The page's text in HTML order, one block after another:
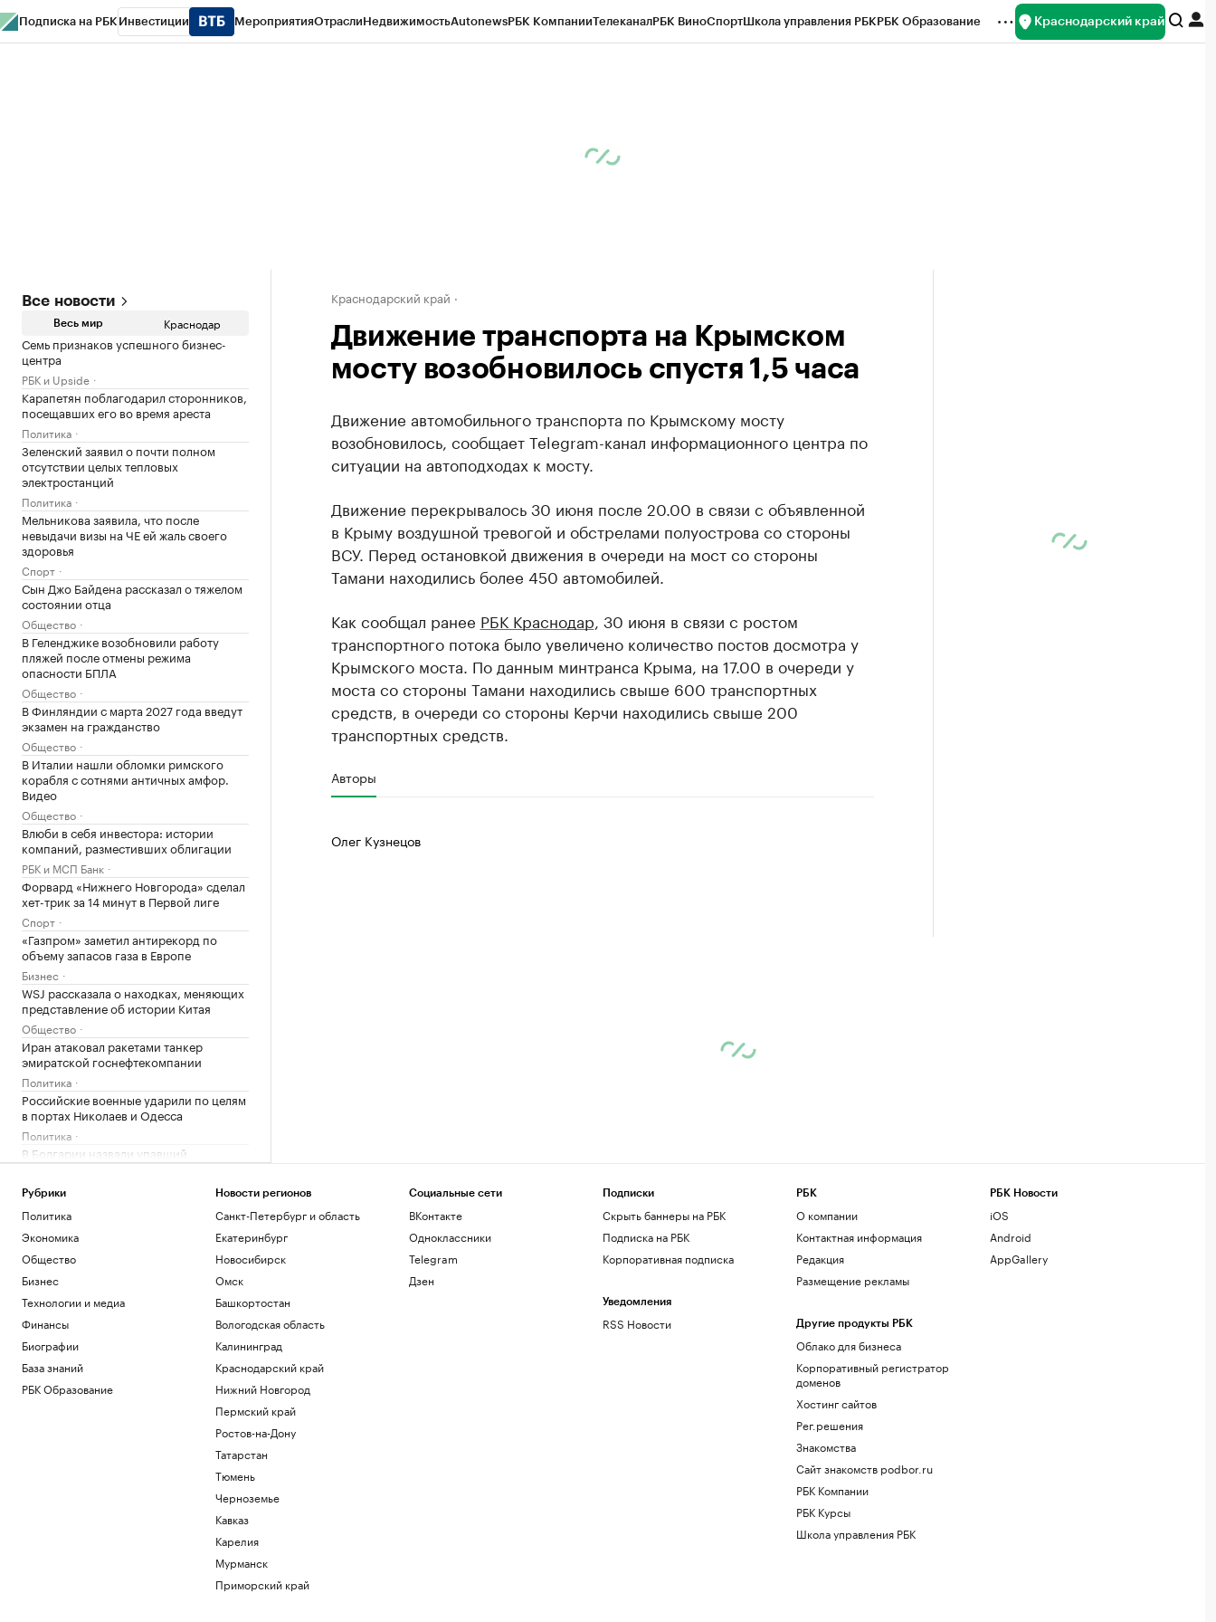
Подписка на РБК Инвестиции МероприятияОтраслиНедвижимостьAutonewsРБК КомпанииТелеканалРБК ВиноСпортШкола управления РБКРБК Образование Краснодарский край
Все новости
Весь мир Краснодар
Семь признаков успешного бизнес-
центра
РБК и Upside
Карапетян поблагодарил сторонников,
посещавших его во время ареста
Политика
Зеленский заявил о почти полном
отсутствии целых тепловых
электростанций
Политика
Мельникова заявила, что после
невыдачи визы на ЧЕ ей жаль своего
здоровья
Спорт
Сын Джо Байдена рассказал о тяжелом
состоянии отца
Общество
В Геленджике возобновили работу
пляжей после отмены режима
опасности БПЛА
Общество
В Финляндии с марта 2027 года введут
экзамен на гражданство
Общество
В Италии нашли обломки римского
корабля с сотнями античных амфор.
Видео
Общество
Влюби в себя инвестора: истории
компаний, разместивших облигации
РБК и МСП Банк
Форвард «Нижнего Новгорода» сделал
хет-трик за 14 минут в Первой лиге
Спорт
«Газпром» заметил антирекорд по
объему запасов газа в Европе
Бизнес
WSJ рассказала о находках, меняющих
представление об истории Китая
Общество
Иран атаковал ракетами танкер
эмиратской госнефтекомпании
Политика
Российские военные ударили по целям
в портах Николаев и Одесса
Политика
В Болгарии назвали упавший
беспилотник украинским
Политика
поле
РБК и Stone
Гастрогиды по России: от аутентичных
ферм и ресторанов до отелей
РБК и РСХБ
«Балтика» обыграла «Крылья Советов»
в матче РПЛ
Спорт
Евросоюз нарастил импорт
российского СПГ
Экономика
помощи Украине на «европейском
Краснодарский край
Движение транспорта на Крымском
мосту возобновилось спустя 1,5 часа
Движение автомобильного транспорта по Крымскому мосту
возобновилось, сообщает Telegram-канал информационного центра по
ситуации на автоподходах к мосту.
Движение перекрывалось 30 июня после 20.00 в связи с объявленной
в Крыму воздушной тревогой и обстрелами полуострова со стороны
ВСУ. Перед остановкой движения в очереди на мост со стороны
Тамани находились более 450 автомобилей.
Как сообщал ранее РБК Краснодар , 30 июня в связи с ростом
транспортного потока было увеличено количество постов досмотра у
Крымского моста. По данным минтранса Крыма, на 17.00 в очереди у
моста со стороны Тамани находились свыше 600 транспортных
средств, в очереди со стороны Керчи находились свыше 200
транспортных средств.
Авторы
Олег Кузнецов
Рубрики
Политика
Экономика
Общество
Бизнес
Технологии и медиа
Финансы
Биографии
База знаний
РБК Образование
Новости регионов
Санкт-Петербург и область
Екатеринбург
Новосибирск
Омск
Башкортостан
Вологодская область
Калининград
Краснодарский край
Нижний Новгород
Пермский край
Ростов-на-Дону
Татарстан
Тюмень
Черноземье
Кавказ
Карелия
Мурманск
Приморский край
Социальные сети
ВКонтакте
Одноклассники
Telegram
Дзен
Подписки
Скрыть баннеры на РБК
Подписка на РБК
Корпоративная подписка
Уведомления
RSS Новости
РБК
О компании
Контактная информация
Редакция
Размещение рекламы
Другие продукты РБК
Облако для бизнеса
Корпоративный регистратор
доменов
Хостинг сайтов
Рег.решения
Знакомства
Сайт знакомств podbor.ru
РБК Компании
РБК Курсы
Школа управления РБК
РБК Новости
iOS
Android
AppGallery